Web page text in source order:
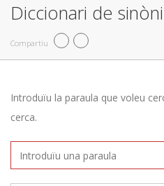
Diccionari de
Compartiu
Introduïu la paraula que voleu
cerca.